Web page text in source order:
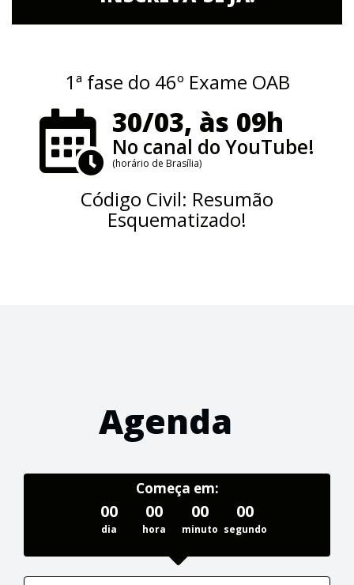
1ª fase do 46º Exame OAB
30/03, às 09h
No canal do YouTube!
(horário de Brasília)
Código Civil: Resumão
Esquematizado!
Agenda
Começa em:
00
dia
00
hora
00
minuto
00
segundo